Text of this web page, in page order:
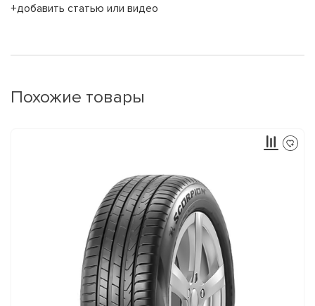
+добавить статью или видео
Похожие товары